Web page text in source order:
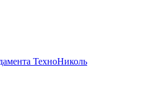
ТехноНиколь